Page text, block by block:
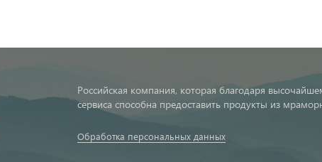
Российская компания, которая благодаря
сервиса способна предоставить продукты из
Обработка персональных данных